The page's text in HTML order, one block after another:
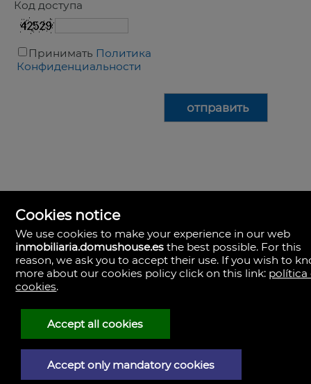
Код доступа
Принимать Политика
Конфиденциальности
Domus Salamanca
Испания
923.198.863
Cookies notice
We use cookies to make your experience in our web
inmobiliaria.domushouse.es the best possible. For this
reason, we ask you to accept their use. If you wish to
more about our cookies policy click on this link: política
cookies.
Accept all cookies
Accept only mandatory cookies